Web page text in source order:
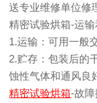
送专业维修单位修
精密试验烘箱-运
1.运输：可用一般
2.贮存：包装后的
蚀性气体和通风良
精密试验烘箱-故障